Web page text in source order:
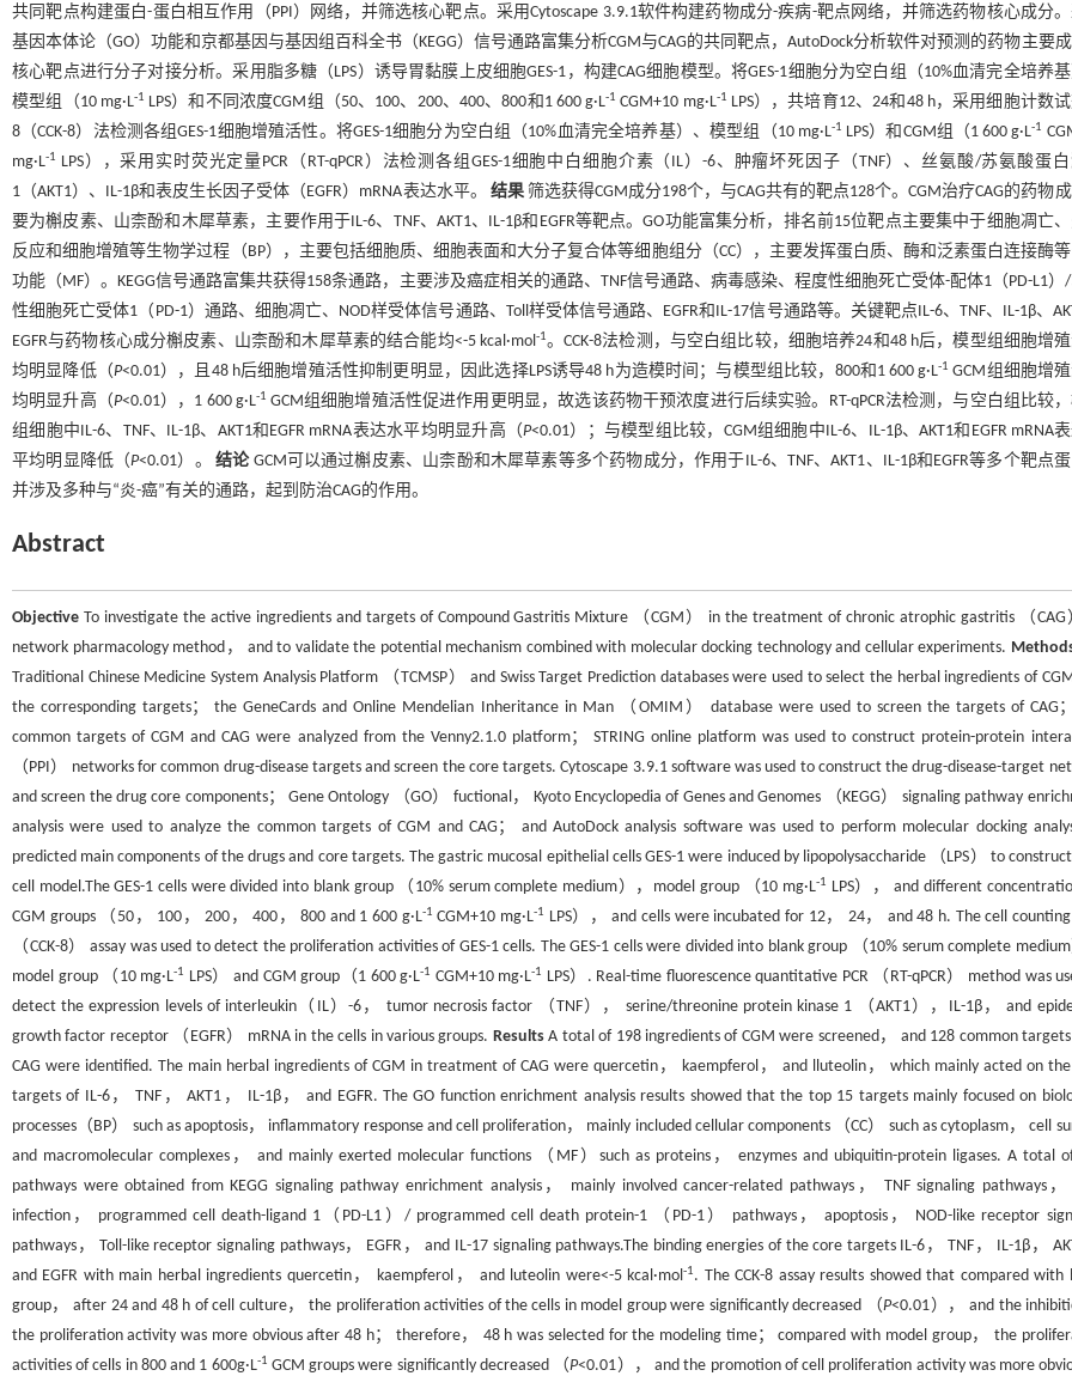
共同靶点构建蛋白-蛋白相互作用（PPI）网络，并筛选核心靶点。采用Cytoscape 3.9.1软件构建药物成分-疾病-靶点网络，并筛选药物核心成分
基因本体论（GO）功能和京都基因与基因组百科全书（KEGG）信号通路富集分析CGM与CAG的共同靶点，AutoDock分析软件对预测的药物主要
核心靶点进行分子对接分析。采用脂多糖（LPS）诱导胃黏膜上皮细胞GES-1，构建CAG细胞模型。将GES-1细胞分为空白组（10%血清完全培养基
模型组（10 mg·L-1 LPS）和不同浓度CGM组（50、100、200、400、800和1 600 g·L-1 CGM+10 mg·L-1 LPS），共培育12、24和48 h，采用细胞计数
8（CCK-8）法检测各组GES-1细胞增殖活性。将GES-1细胞分为空白组（10%血清完全培养基）、模型组（10 mg·L-1 LPS）和CGM组（1 600 g·L-1
mg·L-1 LPS），采用实时荧光定量PCR（RT-qPCR）法检测各组GES-1细胞中白细胞介素（IL）-6、肿瘤坏死因子（TNF）、丝氨酸/苏氨酸蛋
1（AKT1）、IL-1β和表皮生长因子受体（EGFR）mRNA表达水平。 结果筛选获得CGM成分198个，与CAG共有的靶点128个。CGM治疗CAG的药物
要为槲皮素、山柰酚和木犀草素，主要作用于IL-6、TNF、AKT1、IL-1β和EGFR等靶点。GO功能富集分析，排名前15位靶点主要集中于细胞凋亡
反应和细胞增殖等生物学过程（BP），主要包括细胞质、细胞表面和大分子复合体等细胞组分（CC），主要发挥蛋白质、酶和泛素蛋白连接酶
功能（MF）。KEGG信号通路富集共获得158条通路，主要涉及癌症相关的通路、TNF信号通路、病毒感染、程度性细胞死亡受体-配体1（PD-L1）
性细胞死亡受体1（PD-1）通路、细胞凋亡、NOD样受体信号通路、Toll样受体信号通路、EGFR和IL-17信号通路等。关键靶点IL-6、TNF、IL-1β、
EGFR与药物核心成分槲皮素、山柰酚和木犀草素的结合能均<-5 kcal·mol-1。CCK-8法检测，与空白组比较，细胞培养24和48 h后，模型组细胞增
均明显降低（P<0.01），且48 h后细胞增殖活性抑制更明显，因此选择LPS诱导48 h为造模时间；与模型组比较，800和1 600 g·L-1 GCM组细胞增
均明显升高（P<0.01），1 600 g·L-1 GCM组细胞增殖活性促进作用更明显，故选该药物干预浓度进行后续实验。RT-qPCR法检测，与空白组比较
组细胞中IL-6、TNF、IL-1β、AKT1和EGFR mRNA表达水平均明显升高（P<0.01）；与模型组比较，CGM组细胞中IL-6、IL-1β、AKT1和EGFR mRNA
平均明显降低（P<0.01）。结论GCM可以通过槲皮素、山柰酚和木犀草素等多个药物成分，作用于IL-6、TNF、AKT1、IL-1β和EGFR等多个靶点蛋
并涉及多种与“炎-癌”有关的通路，起到防治CAG的作用。
Abstract
Objective To investigate the active ingredients and targets of Compound Gastritis Mixture （CGM） in the treatment of chronic atrophic gastritis （CAG
network pharmacology method， and to validate the potential mechanism combined with molecular docking technology and cellular experiments.
Traditional Chinese Medicine System Analysis Platform （TCMSP） and Swiss Target Prediction databases were used to select the herbal ingredients of
the corresponding targets； the GeneCards and Online Mendelian Inheritance in Man （OMIM） database were used to screen the targets of CAG
common targets of CGM and CAG were analyzed from the Venny2.1.0 platform； STRING online platform was used to construct protein-protein
（PPI） networks for common drug-disease targets and screen the core targets. Cytoscape 3.9.1 software was used to construct the drug-disease-target
and screen the drug core components； Gene Ontology （GO） fuctional， Kyoto Encyclopedia of Genes and Genomes （KEGG） signaling pathway
analysis were used to analyze the common targets of CGM and CAG； and AutoDock analysis software was used to perform molecular docking
predicted main components of the drugs and core targets. The gastric mucosal epithelial cells GES-1 were induced by lipopolysaccharide （LPS） to construct
cell model.The GES-1 cells were divided into blank group （10% serum complete medium），model group （10 mg·L-1 LPS）， and different
CGM groups （50， 100， 200， 400， 800 and 1 600 g·L-1 CGM+10 mg·L-1 LPS）， and cells were incubated for 12， 24， and 48 h. The cell
（CCK-8） assay was used to detect the proliferation activities of GES-1 cells. The GES-1 cells were divided into blank group （10% serum complete medium
model group （10 mg·L-1 LPS） and CGM group（1 600 g·L-1 CGM+10 mg·L-1 LPS）. Real-time fluorescence quantitative PCR （RT-qPCR） method was
detect the expression levels of interleukin（IL）-6， tumor necrosis factor （TNF）， serine/threonine protein kinase 1 （AKT1），IL-1β， and
growth factor receptor （EGFR） mRNA in the cells in various groups. ResultsA total of 198 ingredients of CGM were screened， and 128 common
CAG were identified. The main herbal ingredients of CGM in treatment of CAG were quercetin， kaempferol， and lluteolin， which mainly acted on
targets of IL-6， TNF， AKT1， IL-1β， and EGFR. The GO function enrichment analysis results showed that the top 15 targets mainly focused on
processes（BP） such as apoptosis， inflammatory response and cell proliferation， mainly included cellular components （CC） such as cytoplasm， cell
and macromolecular complexes， and mainly exerted molecular functions （MF）such as proteins， enzymes and ubiquitin-protein ligases. A total
pathways were obtained from KEGG signaling pathway enrichment analysis， mainly involved cancer-related pathways， TNF signaling pathways
infection， programmed cell death-ligand 1（PD-L1）/ programmed cell death protein-1 （PD-1） pathways， apoptosis， NOD-like receptor
pathways， Toll-like receptor signaling pathways， EGFR， and IL-17 signaling pathways.The binding energies of the core targets IL-6， TNF， IL-1β，
and EGFR with main herbal ingredients quercetin， kaempferol， and luteolin were<-5 kcal·mol-1. The CCK-8 assay results showed that compared with
group， after 24 and 48 h of cell culture， the proliferation activities of the cells in model group were significantly decreased （P<0.01）， and the
the proliferation activity was more obvious after 48 h； therefore， 48 h was selected for the modeling time； compared with model group， the
activities of cells in 800 and 1 600g·L-1 GCM groups were significantly decreased （P<0.01）， and the promotion of cell proliferation activity was more